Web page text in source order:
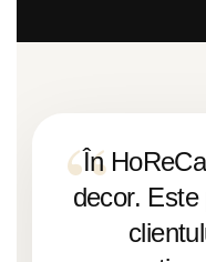
În
decor.